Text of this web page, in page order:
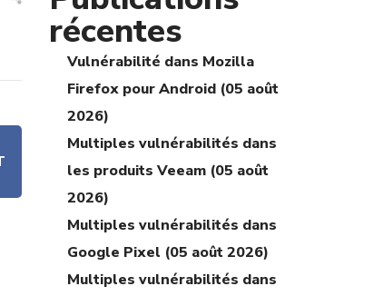
récentes
Vulnérabilité dans Mozilla
Firefox pour Android (05 août
2026)
Multiples vulnérabilités dans
les produits Veeam (05 août
2026)
Multiples vulnérabilités dans
Google Pixel (05 août 2026)
Multiples vulnérabilités dans